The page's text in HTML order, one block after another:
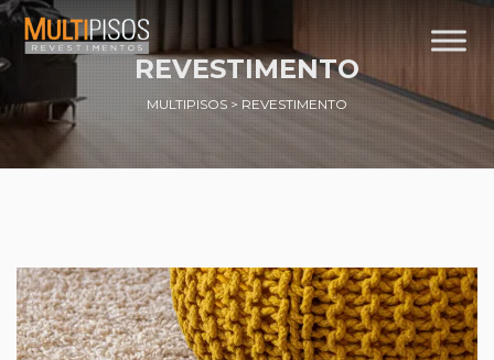
REVESTIMENTO
MULTIPISOS > REVESTIMENTO